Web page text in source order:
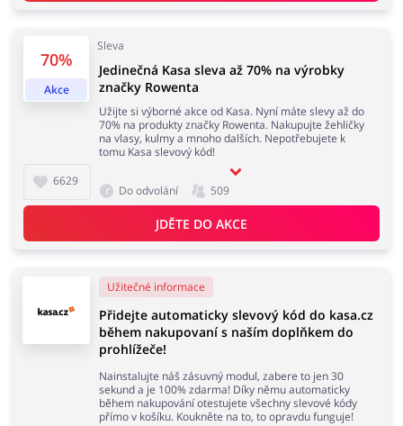
Služby Zdraví a krása
70%
Akce
Sleva
6629
Jedinečná Kasa sleva až 70% na výrobky
značky Rowenta
Užijte si výborné akce od Kasa. Nyní máte slevy až do
70% na produkty značky Rowenta. Nakupujte žehličky
na vlasy, kulmy a mnoho dalších. Nepotřebujete k
tomu Kasa slevový kód!
Do odvolání 509
JDĚTE DO AKCE
Užitečné informace
Přidejte automaticky slevový kód do kasa.cz
během nakupovaní s naším doplňkem do
prohlížeče!
Nainstalujte náš zásuvný modul, zabere to jen 30
sekund a je 100% zdarma! Díky němu automaticky
během nakupování otestujete všechny slevové kódy
přímo v košíku. Koukněte na to, to opravdu funguje!